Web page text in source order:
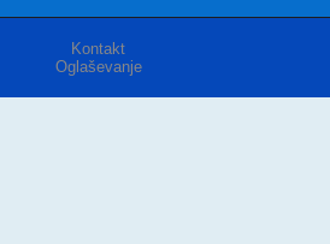
Kontakt
Oglaševanje